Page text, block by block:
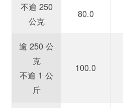
不逾 250
公克
80.0
逾 250 公
克
不逾 1 公
斤
100.0